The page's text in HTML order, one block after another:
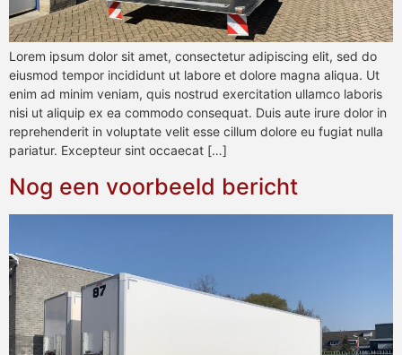
Lorem ipsum dolor sit amet, consectetur adipiscing elit, sed do
eiusmod tempor incididunt ut labore et dolore magna aliqua. Ut
enim ad minim veniam, quis nostrud exercitation ullamco laboris
nisi ut aliquip ex ea commodo consequat. Duis aute irure dolor in
reprehenderit in voluptate velit esse cillum dolore eu fugiat nulla
pariatur. Excepteur sint occaecat […]
Nog een voorbeeld bericht